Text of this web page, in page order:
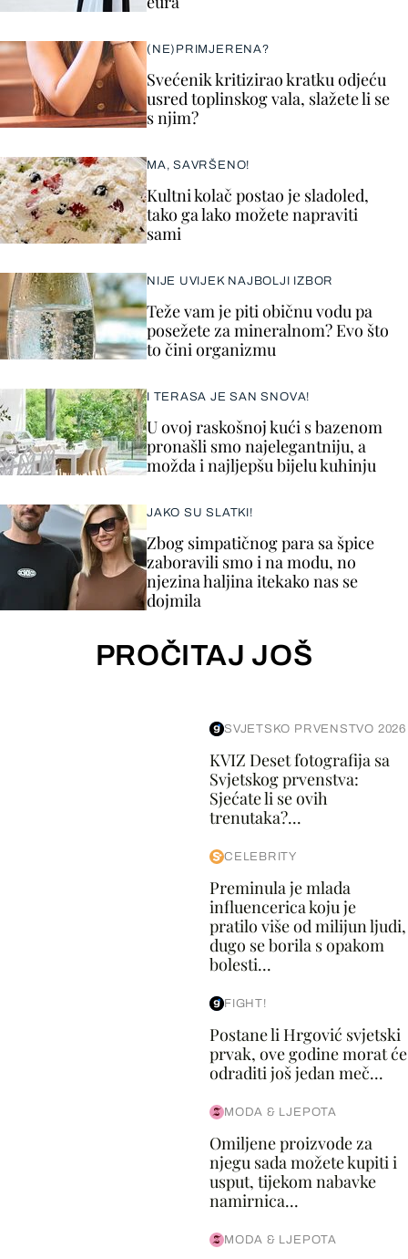
(NE)PRIMJERENA?
Svećenik kritizirao kratku odjeću
usred toplinskog vala, slažete li se
s njim?
MA, SAVRŠENO!
Kultni kolač postao je sladoled,
tako ga lako možete napraviti
sami
NIJE UVIJEK NAJBOLJI IZBOR
Teže vam je piti običnu vodu pa
posežete za mineralnom? Evo što
to čini organizmu
I TERASA JE SAN SNOVA!
U ovoj raskošnoj kući s bazenom
pronašli smo najelegantniju, a
možda i najljepšu bijelu kuhinju
JAKO SU SLATKI!
Zbog simpatičnog para sa špice
zaboravili smo i na modu, no
njezina haljina itekako nas se
dojmila
PROČITAJ JOŠ
SVJETSKO PRVENSTVO 2026
KVIZ Deset fotografija sa
Svjetskog prvenstva:
Sjećate li se ovih
trenutaka?...
CELEBRITY
Preminula je mlada
influencerica koju je
pratilo više od milijun ljudi,
dugo se borila s opakom
bolesti...
FIGHT!
Postane li Hrgović svjetski
prvak, ove godine morat će
odraditi još jedan meč...
MODA & LJEPOTA
Omiljene proizvode za
njegu sada možete kupiti i
usput, tijekom nabavke
namirnica...
MODA & LJEPOTA